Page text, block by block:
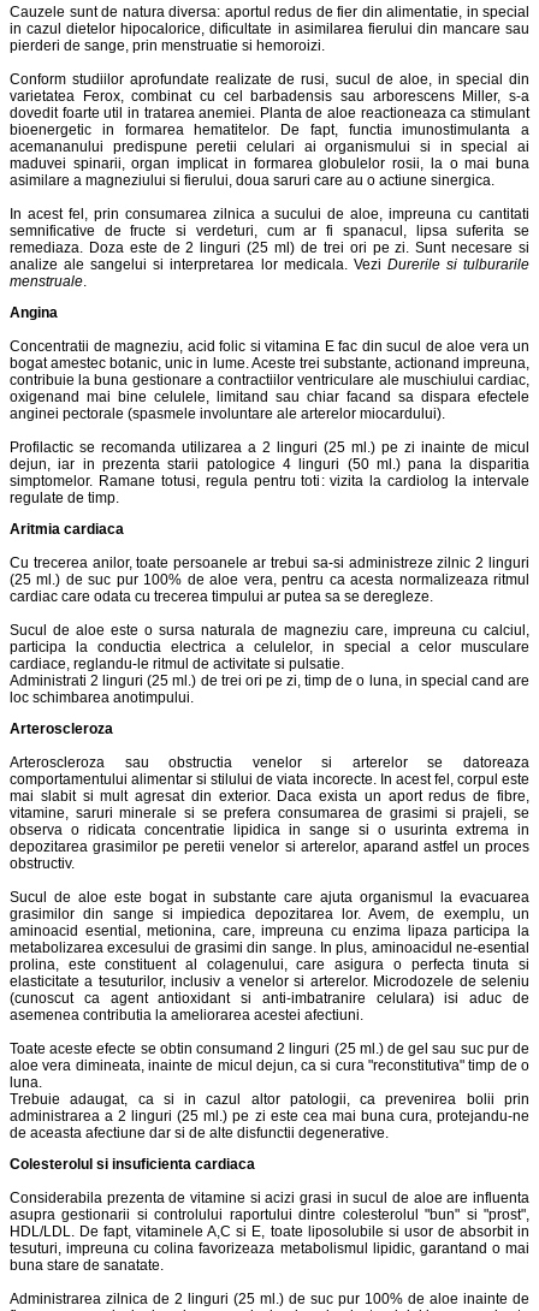
Cauzele sunt de natura diversa: aportul redus de fier din alimentatie, in special
in cazul dietelor hipocalorice, dificultate in asimilarea fierului din mancare sau
pierderi de sange, prin menstruatie si hemoroizi.
Conform studiilor aprofundate realizate de rusi, sucul de aloe, in special din
varietatea Ferox, combinat cu cel barbadensis sau arborescens Miller, s-a
dovedit foarte util in tratarea anemiei. Planta de aloe reactioneaza ca stimulant
bioenergetic in formarea hematitelor. De fapt, functia imunostimulanta a
acemananului predispune peretii celulari ai organismului si in special ai
maduvei spinarii, organ implicat in formarea globulelor rosii, la o mai buna
asimilare a magneziului si fierului, doua saruri care au o actiune sinergica.
In acest fel, prin consumarea zilnica a sucului de aloe, impreuna cu cantitati
semnificative de fructe si verdeturi, cum ar fi spanacul, lipsa suferita se
remediaza. Doza este de 2 linguri (25 ml) de trei ori pe zi. Sunt necesare si
analize ale sangelui si interpretarea lor medicala. Vezi Durerile si tulburarile
menstruale.
Angina
Concentratii de magneziu, acid folic si vitamina E fac din sucul de aloe vera un
bogat amestec botanic, unic in lume. Aceste trei substante, actionand impreuna,
contribuie la buna gestionare a contractiilor ventriculare ale muschiului cardiac,
oxigenand mai bine celulele, limitand sau chiar facand sa dispara efectele
anginei pectorale (spasmele involuntare ale arterelor miocardului).
Profilactic se recomanda utilizarea a 2 linguri (25 ml.) pe zi inainte de micul
dejun, iar in prezenta starii patologice 4 linguri (50 ml.) pana la disparitia
simptomelor. Ramane totusi, regula pentru toti: vizita la cardiolog la intervale
regulate de timp.
Aritmia cardiaca
Cu trecerea anilor, toate persoanele ar trebui sa-si administreze zilnic 2 linguri
(25 ml.) de suc pur 100% de aloe vera, pentru ca acesta normalizeaza ritmul
cardiac care odata cu trecerea timpului ar putea sa se deregleze.
Sucul de aloe este o sursa naturala de magneziu care, impreuna cu calciul,
participa la conductia electrica a celulelor, in special a celor musculare
cardiace, reglandu-le ritmul de activitate si pulsatie.
Administrati 2 linguri (25 ml.) de trei ori pe zi, timp de o luna, in special cand are
loc schimbarea anotimpului.
Arteroscleroza
Arteroscleroza sau obstructia venelor si arterelor se datoreaza
comportamentului alimentar si stilului de viata incorecte. In acest fel, corpul este
mai slabit si mult agresat din exterior. Daca exista un aport redus de fibre,
vitamine, saruri minerale si se prefera consumarea de grasimi si prajeli, se
observa o ridicata concentratie lipidica in sange si o usurinta extrema in
depozitarea grasimilor pe peretii venelor si arterelor, aparand astfel un proces
obstructiv.
Sucul de aloe este bogat in substante care ajuta organismul la evacuarea
grasimilor din sange si impiedica depozitarea lor. Avem, de exemplu, un
aminoacid esential, metionina, care, impreuna cu enzima lipaza participa la
metabolizarea excesului de grasimi din sange. In plus, aminoacidul ne-esential
prolina, este constituent al colagenului, care asigura o perfecta tinuta si
elasticitate a tesuturilor, inclusiv a venelor si arterelor. Microdozele de seleniu
(cunoscut ca agent antioxidant si anti-imbatranire celulara) isi aduc de
asemenea contributia la ameliorarea acestei afectiuni.
Toate aceste efecte se obtin consumand 2 linguri (25 ml.) de gel sau suc pur de
aloe vera dimineata, inainte de micul dejun, ca si cura "reconstitutiva" timp de o
luna.
Trebuie adaugat, ca si in cazul altor patologii, ca prevenirea bolii prin
administrarea a 2 linguri (25 ml.) pe zi este cea mai buna cura, protejandu-ne
de aceasta afectiune dar si de alte disfunctii degenerative.
Colesterolul si insuficienta cardiaca
Considerabila prezenta de vitamine si acizi grasi in sucul de aloe are influenta
asupra gestionarii si controlului raportului dintre colesterolul "bun" si "prost",
HDL/LDL. De fapt, vitaminele A,C si E, toate liposolubile si usor de absorbit in
tesuturi, impreuna cu colina favorizeaza metabolismul lipidic, garantand o mai
buna stare de sanatate.
Administrarea zilnica de 2 linguri (25 ml.) de suc pur 100% de aloe inainte de